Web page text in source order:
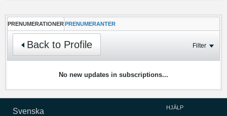
PRENUMERATIONER PRENUMERANTER
Back to Profile Filter
No new updates in subscriptions...
Svenska HJÄLP